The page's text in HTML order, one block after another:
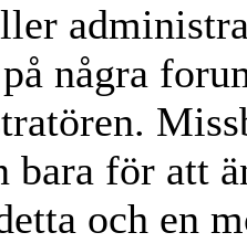
några
bara för att
och en